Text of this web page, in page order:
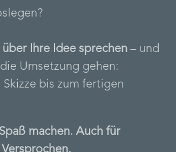
über Ihre Idee sprechen – und
Umsetzung gehen:
bis zum fertigen
machen. Auch für